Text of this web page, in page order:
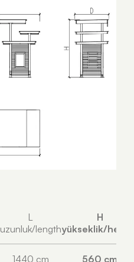
L
uzunluk/length
H
yükseklik/
1440 cm 560 cm